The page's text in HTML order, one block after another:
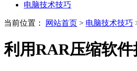
电脑技术技巧
当前位置： 网站首页 > 电脑技术技巧
利用RAR压缩软